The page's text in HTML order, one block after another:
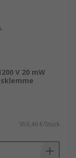
V 20 mW
953,46 €/Stück